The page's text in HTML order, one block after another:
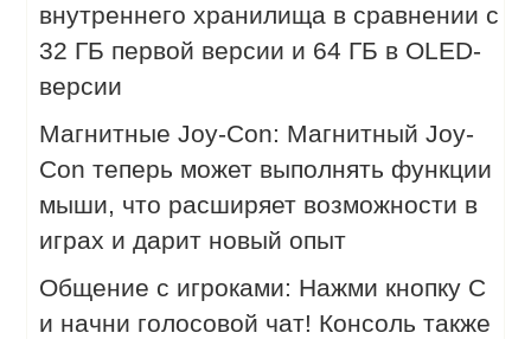
внутреннего хранилища в сравнении с
32 ГБ первой версии и 64 ГБ в OLED-
версии
Магнитные Joy-Con: Магнитный Joy-
Con теперь может выполнять функции
мыши, что расширяет возможности в
играх и дарит новый опыт
Общение с игроками: Нажми кнопку C
и начни голосовой чат! Консоль также